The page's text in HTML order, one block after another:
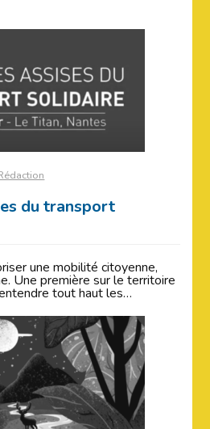
du transport
une mobilité citoyenne,
Une première sur le territoire
tout haut les…